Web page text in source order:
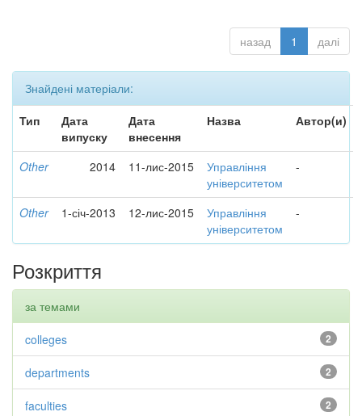
назад 1 далі
Знайдені матеріали:
Тип
Дата
випуску
Дата
внесення
Назва Автор(и)
Other 2014 11-лис-2015
Управління
університетом
-
Other 1-січ-2013 12-лис-2015
Управління
університетом
-
Розкриття
за темами
2
colleges
2
departments
2
faculties